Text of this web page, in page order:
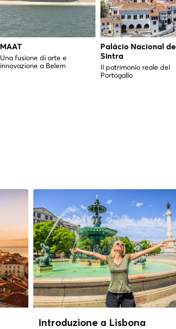
MAAT
Una fusione di arte e
innovazione a Belem
Palácio Nacional de
Sintra
Il patrimonio reale del
Portogallo
Introduzione a Lisbona